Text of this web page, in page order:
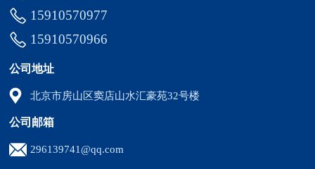
15910570977
15910570966
公司地址
北京市房山区窦店山水汇豪苑32号楼
公司邮箱
296139741@qq.com